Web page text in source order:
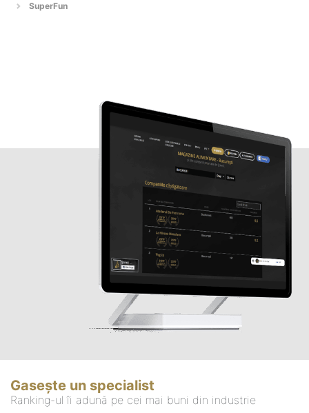
SuperFun
Gasește un specialist
Ranking-ul îi adună pe cei mai buni din industrie